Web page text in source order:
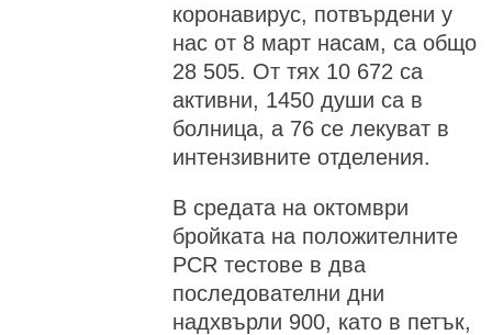
коронавирус, потвърдени у
нас от 8 март насам, са общо
28 505. От тях 10 672 са
активни, 1450 души са в
болница, а 76 се лекуват в
интензивните отделения.
В средата на октомври
бройката на положителните
PCR тестове в два
последователни дни
надхвърли 900, като в петък,